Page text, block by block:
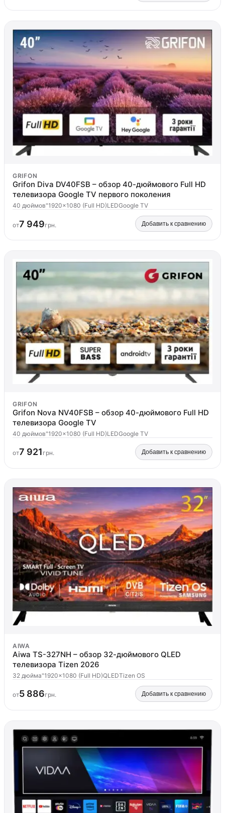
GRIFON
Grifon Diva DV40FSB – обзор 40-дюймового Full HD
телевизора Google TV первого поколения
40 дюймов"1920x1080 (Full HD)LEDGoogle TV
от7 949грн. Добавить к сравнению
GRIFON
Grifon Nova NV40FSB – обзор 40-дюймового Full HD
телевизора Google TV
40 дюймов"1920x1080 (Full HD)LEDGoogle TV
от7 921 грн. Добавить к сравнению
AIWA
Aiwa TS-327NH – обзор 32-дюймового QLED
телевизора Tizen 2026
32 дюйма"1920x1080 (Full HD)QLEDTizen OS
от5 886грн. Добавить к сравнению